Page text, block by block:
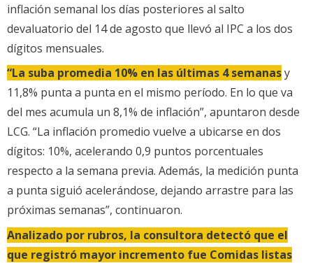
inflación semanal los días posteriores al salto
devaluatorio del 14 de agosto que llevó al IPC a los dos
dígitos mensuales.
“La suba promedia 10% en las últimas 4 semanasy
11,8% punta a punta en el mismo período. En lo que va
del mes acumula un 8,1% de inflación”, apuntaron desde
LCG. “La inflación promedio vuelve a ubicarse en dos
dígitos: 10%, acelerando 0,9 puntos porcentuales
respecto a la semana previa. Además, la medición punta
a punta siguió acelerándose, dejando arrastre para las
próximas semanas”, continuaron.
Analizado por rubros, la consultora detectó que el
que registró mayor incremento fue Comidas listas